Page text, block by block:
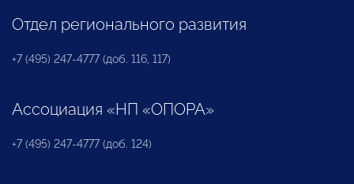
Отдел регионального развития
+7 (495) 247-4777 (доб. 116, 117)
Ассоциация «НП «ОПОРА»
+7 (495) 247-4777 (доб. 124)